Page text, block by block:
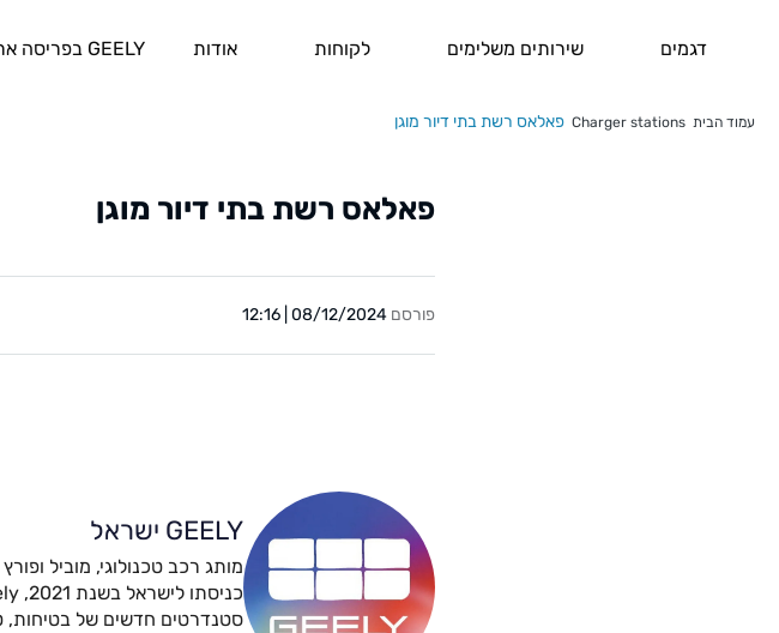
דגמים שירותים משלימים לקוחות אודות GEELY בפריסה ארצית
עמוד הבית Charger stations פאלאס רשת בתי דיור מוגן
פאלאס רשת בתי דיור מוגן
פורסם 08/12/2024 | 12:16
GEELY ישראל
מותג רכב טכנולוגי, מוביל
סטנדרטים חדשים של בטיחות,